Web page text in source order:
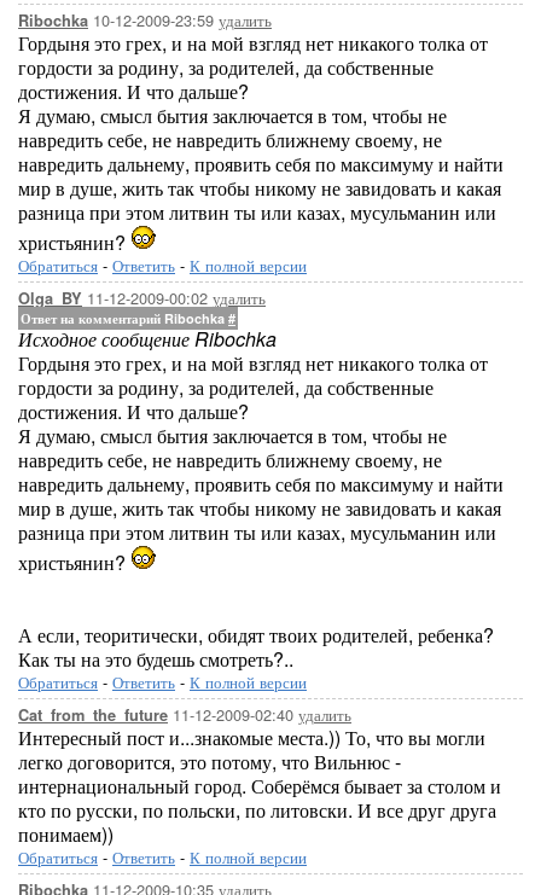
Ribochka 10-12-2009-23:59 удалить
Гордыня это грех, и на мой взгляд нет никакого толка от
гордости за родину, за родителей, да собственные
достижения. И что дальше?
Я думаю, смысл бытия заключается в том, чтобы не
навредить себе, не навредить ближнему своему, не
навредить дальнему, проявить себя по максимуму и найти
мир в душе, жить так чтобы никому не завидовать и какая
разница при этом литвин ты или казах, мусульманин или
христьянин?
Обратиться - Ответить - К полной версии
Olga_BY 11-12-2009-00:02 удалить
Ответ на комментарий Ribochka #
Исходное сообщение Ribochka
Гордыня это грех, и на мой взгляд нет никакого толка от
гордости за родину, за родителей, да собственные
достижения. И что дальше?
Я думаю, смысл бытия заключается в том, чтобы не
навредить себе, не навредить ближнему своему, не
навредить дальнему, проявить себя по максимуму и найти
мир в душе, жить так чтобы никому не завидовать и какая
разница при этом литвин ты или казах, мусульманин или
христьянин?
А если, теоритически, обидят твоих родителей, ребенка?
Как ты на это будешь смотреть?..
Обратиться - Ответить - К полной версии
Cat_from_the_future 11-12-2009-02:40 удалить
Интересный пост и...знакомые места.)) То, что вы могли
легко договорится, это потому, что Вильнюс -
интернациональный город. Соберёмся бывает за столом и
кто по русски, по польски, по литовски. И все друг друга
понимаем))
Обратиться - Ответить - К полной версии
Ribochka 11-12-2009-10:35 удалить